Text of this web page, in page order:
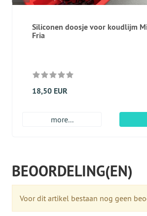
Siliconen doosje voor koudlijm
Fria
18,50 EUR
more...
BEOORDELING(EN)
Voor dit artikel bestaan nog geen